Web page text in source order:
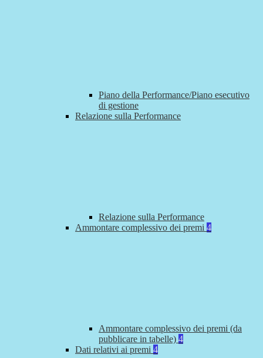
Piano della Performance/Piano esecutivo
di gestione
Relazione sulla Performance
Relazione sulla Performance
Ammontare complessivo dei premi 4
Ammontare complessivo dei premi (da
pubblicare in tabelle) 4
Dati relativi ai premi 4